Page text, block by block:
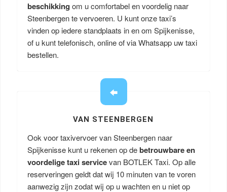
beschikking om u comfortabel en voordelig naar
Steenbergen te vervoeren. U kunt onze taxi’s
vinden op iedere standplaats in en om Spijkenisse,
of u kunt telefonisch, online of via Whatsapp uw taxi
bestellen.
VAN STEENBERGEN
Ook voor taxivervoer van Steenbergen naar
Spijkenisse kunt u rekenen op debetrouwbare en
voordelige taxi servicevan BOTLEK Taxi. Op alle
reserveringen geldt dat wij 10 minuten van te voren
aanwezig zijn zodat wij op u wachten en u niet op